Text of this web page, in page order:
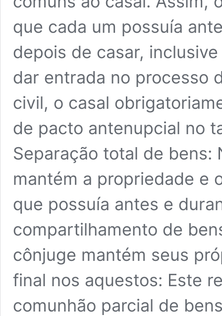
que cada um possuía
depois de casar,
dar entrada no processo
civil, o casal
de pacto antenupcial no
Separação total de bens:
mantém a propriedade e
que possuía antes e
compartilhamento de
cônjuge mantém seus
final nos aquestos: Este
comunhão parcial de